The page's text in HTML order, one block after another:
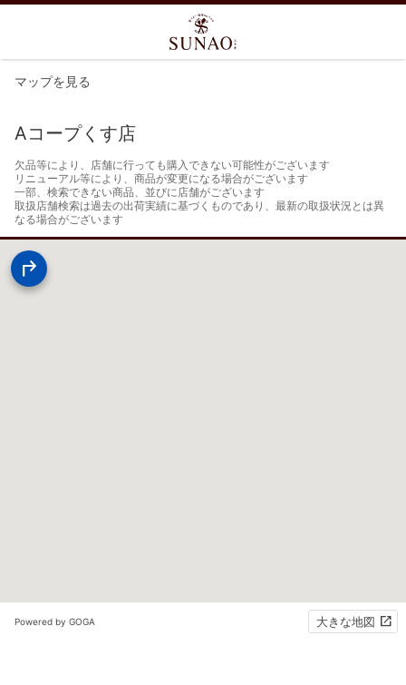
マップを見る
Aコープくす店
欠品等により、店舗に行っても購入できない可能性がございます
リニューアル等により、商品が変更になる場合がございます
一部、検索できない商品、並びに店舗がございます
取扱店舗検索は過去の出荷実績に基づくものであり、最新の取扱状況とは異
なる場合がございます
Powered by GOGA 大きな地図